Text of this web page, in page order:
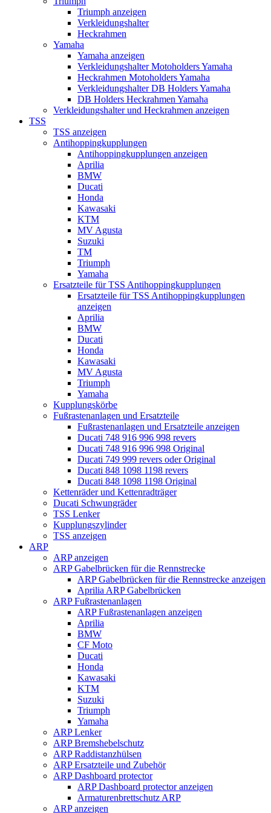
Triumph anzeigen
Verkleidungshalter
Heckrahmen
Yamaha
Yamaha anzeigen
Verkleidungshalter Motoholders Yamaha
Heckrahmen Motoholders Yamaha
Verkleidungshalter DB Holders Yamaha
DB Holders Heckrahmen Yamaha
Verkleidungshalter und Heckrahmen anzeigen
TSS
TSS anzeigen
Antihoppingkupplungen
Antihoppingkupplungen anzeigen
Aprilia
BMW
Ducati
Honda
Kawasaki
KTM
MV Agusta
Suzuki
TM
Triumph
Yamaha
Ersatzteile für TSS Antihoppingkupplungen
Ersatzteile für TSS Antihoppingkupplungen
anzeigen
Aprilia
BMW
Ducati
Honda
Kawasaki
MV Agusta
Triumph
Yamaha
Kupplungskörbe
Fußrastenanlagen und Ersatzteile
Fußrastenanlagen und Ersatzteile anzeigen
Ducati 748 916 996 998 revers
Ducati 748 916 996 998 Original
Ducati 749 999 revers oder Original
Ducati 848 1098 1198 revers
Ducati 848 1098 1198 Original
Kettenräder und Kettenradträger
Ducati Schwungräder
TSS Lenker
Kupplungszylinder
TSS anzeigen
ARP
ARP anzeigen
ARP Gabelbrücken für die Rennstrecke
ARP Gabelbrücken für die Rennstrecke anzeigen
Aprilia ARP Gabelbrücken
ARP Fußrastenanlagen
ARP Fußrastenanlagen anzeigen
Aprilia
BMW
CF Moto
Ducati
Honda
Kawasaki
KTM
Suzuki
Triumph
Yamaha
ARP Lenker
ARP Bremshebelschutz
ARP Raddistanzhülsen
ARP Ersatzteile und Zubehör
ARP Dashboard protector
ARP Dashboard protector anzeigen
Armaturenbrettschutz ARP
ARP anzeigen